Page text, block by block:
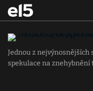
Jednou z nejvýnosnějších
spekulace na znehybnění